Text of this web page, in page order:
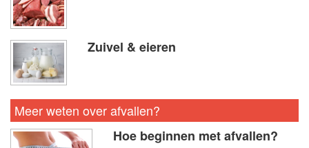
Zuivel & eieren
Meer weten over afvallen?
Hoe beginnen met afvallen?